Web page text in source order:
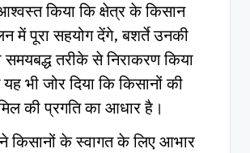
किया कि क्षेत्र के किसान
में पूरा सहयोग देंगे, बशर्ते उनकी
तरीके से निराकरण किया
भी जोर दिया कि किसानों की
की प्रगति का आधार है।
ने किसानों के स्वागत के लिए आभार